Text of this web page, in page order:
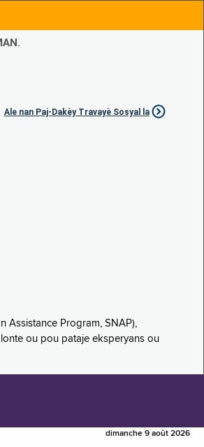
Ale nan Paj-Dakèy Travayè Sosyal la
Assistance Program, SNAP),
ou pou pataje eksperyans ou
dimanche 9 août 2026